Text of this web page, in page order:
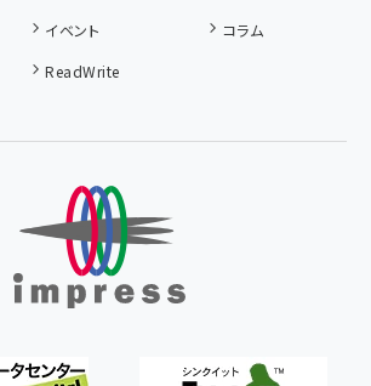
イベント
コラム
ReadWrite